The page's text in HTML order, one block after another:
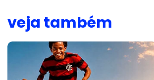
veja também